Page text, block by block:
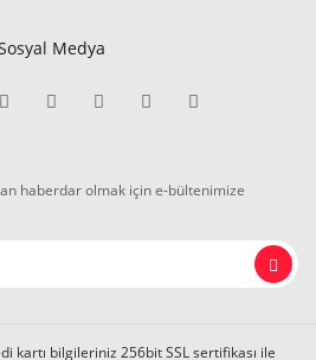
Medya
haberdar olmak için e-bültenimize
kartı bilgileriniz 256bit SSL sertifikası ile